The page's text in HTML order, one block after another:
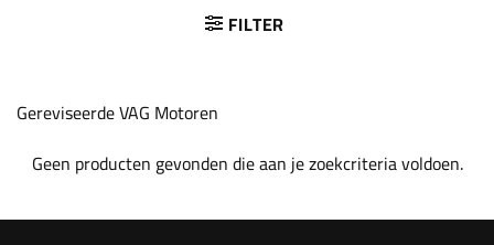
FILTER
Gereviseerde VAG Motoren
Geen producten gevonden die aan je zoekcriteria voldoen.